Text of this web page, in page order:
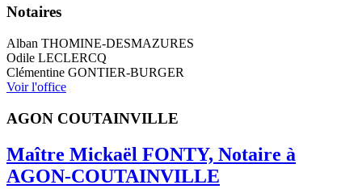
Notaires
Alban THOMINE-DESMAZURES
Odile LECLERCQ
Clémentine GONTIER-BURGER
Voir l'office
AGON COUTAINVILLE
Maître Mickaël FONTY, Notaire à
AGON-COUTAINVILLE